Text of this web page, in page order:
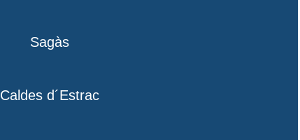
Sagàs
Caldes d´Estrac